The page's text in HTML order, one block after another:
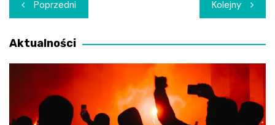
wpisu
Poprzedni Kolejny
Aktualności